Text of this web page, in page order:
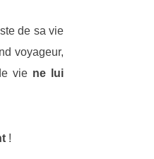
de sa vie
voyageur,
vie ne lui
!